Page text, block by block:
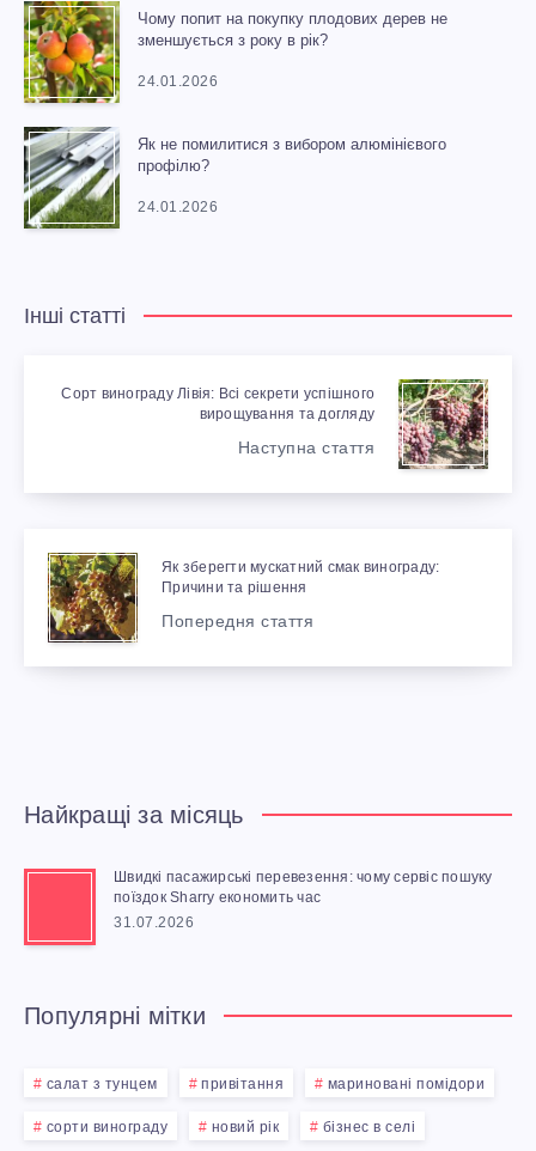
Чому попит на покупку плодових дерев не
зменшується з року в рік?
24.01.2026
Як не помилитися з вибором алюмінієвого
профілю?
24.01.2026
Інші статті
Сорт винограду Лівія: Всі секрети успішного
вирощування та догляду
Наступна стаття
Як зберегти мускатний смак винограду:
Причини та рішення
Попередня стаття
Найкращі за місяць
Швидкі пасажирські перевезення: чому сервіс пошуку
поїздок Sharry економить час
31.07.2026
Популярні мітки
салат з тунцем привітання мариновані помідори
сорти винограду новий рік бізнес в селі